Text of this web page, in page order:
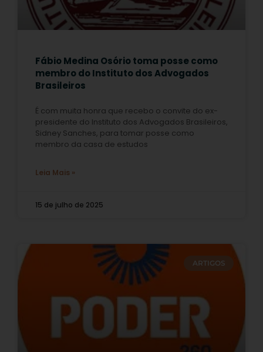
Fábio Medina Osório toma posse como
membro do Instituto dos Advogados
Brasileiros
É com muita honra que recebo o convite do ex-
presidente do Instituto dos Advogados Brasileiros,
Sidney Sanches, para tomar posse como
membro da casa de estudos
Leia Mais »
15 de julho de 2025
ARTIGOS